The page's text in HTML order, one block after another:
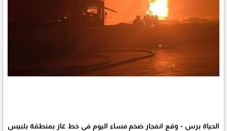
الحياة برس - وقع انفجار ضخم مساء اليوم في خط غاز بمنطقة بلبيس